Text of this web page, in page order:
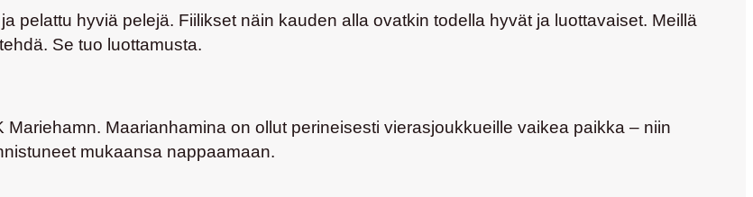
pelattu hyviä pelejä. Fiilikset näin kauden alla ovatkin todella hyvät ja luottavaiset. Meillä
Se tuo luottamusta.
Maarianhamina on ollut perineisesti vierasjoukkueille vaikea paikka – niin
mukaansa nappaamaan.